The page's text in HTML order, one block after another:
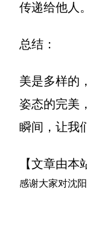
传递给他人。
总结：
美是多样的
姿态的完美
瞬间，让我
【文章由本
感谢大家对沈